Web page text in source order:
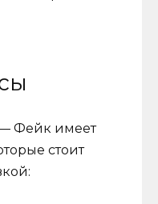
Фейк имеет
стоит